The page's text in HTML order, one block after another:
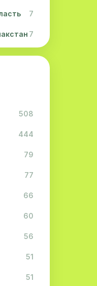
7
7
5
2
2
508
444
79
77
66
60
56
51
51